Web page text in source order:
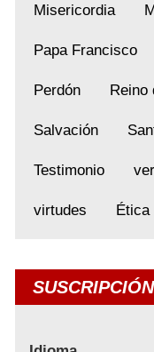
Misericordia
Papa Francisco
Perdón Reino
Salvación
Testimonio
virtudes Ética